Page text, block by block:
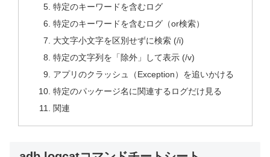
特定のキーワードを含むログ
特定のキーワードを含むログ（or検索）
大文字小文字を区別せずに検索 (/i)
特定の文字列を「除外」して表示 (/v)
アプリのクラッシュ（Exception）を追いかける
特定のパッケージ名に関連するログだけ見る
関連